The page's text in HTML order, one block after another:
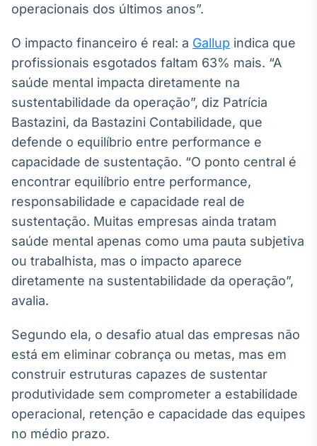
Gestão de
Investimentos
Em breve
Tokenização
de ativos
Em breve
Crédito
Em breve
operacionais dos últimos anos”.
O impacto financeiro é real: a Gallup indica que
profissionais esgotados faltam 63% mais. “A
saúde mental impacta diretamente na
sustentabilidade da operação”, diz Patrícia
Bastazini, da Bastazini Contabilidade, que
defende o equilíbrio entre performance e
capacidade de sustentação. “O ponto central é
encontrar equilíbrio entre performance,
responsabilidade e capacidade real de
sustentação. Muitas empresas ainda tratam
saúde mental apenas como uma pauta subjetiva
ou trabalhista, mas o impacto aparece
diretamente na sustentabilidade da operação”,
avalia.
Segundo ela, o desafio atual das empresas não
está em eliminar cobrança ou metas, mas em
construir estruturas capazes de sustentar
produtividade sem comprometer a estabilidade
operacional, retenção e capacidade das equipes
no médio prazo.